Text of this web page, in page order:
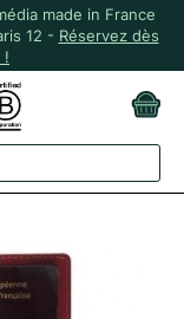
made in France
12 - Réservez dès
!
MADE IN FRANCE